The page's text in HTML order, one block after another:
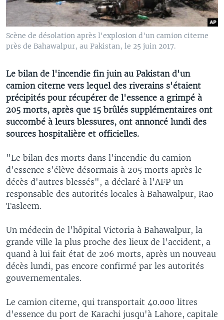
Scène de désolation après l'explosion d'un camion citerne
près de Bahawalpur, au Pakistan, le 25 juin 2017.
Le bilan de l'incendie fin juin au Pakistan d'un
camion citerne vers lequel des riverains s'étaient
précipités pour récupérer de l'essence a grimpé à
205 morts, après que 15 brûlés supplémentaires ont
succombé à leurs blessures, ont annoncé lundi des
sources hospitalière et officielles.
"Le bilan des morts dans l'incendie du camion
d'essence s'élève désormais à 205 morts après le
décès d'autres blessés", a déclaré à l'AFP un
responsable des autorités locales à Bahawalpur, Rao
Tasleem.
Un médecin de l'hôpital Victoria à Bahawalpur, la
grande ville la plus proche des lieux de l'accident, a
quand à lui fait état de 206 morts, après un nouveau
décès lundi, pas encore confirmé par les autorités
gouvernementales.
Le camion citerne, qui transportait 40.000 litres
d'essence du port de Karachi jusqu'à Lahore, capitale